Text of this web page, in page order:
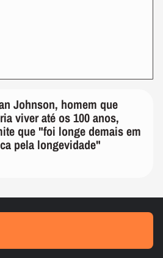
Johnson, homem que
viver até os 100 anos,
que "foi longe demais em
pela longevidade"